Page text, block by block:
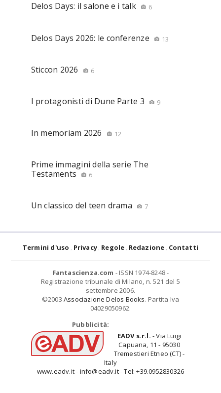
Delos Days: il salone e i talk 6
Delos Days 2026: le conferenze 13
Sticcon 2026 6
I protagonisti di Dune Parte 3 9
In memoriam 2026 12
Prime immagini della serie The
Testaments
6
Un classico del teen drama 7
Termini d'uso Privacy Regole Redazione Contatti
Fantascienza.com - ISSN 1974-8248 -
Registrazione tribunale di Milano, n. 521 del 5
settembre 2006.
©2003 Associazione Delos Books. Partita Iva
04029050962.
Pubblicità:
EADV s.r.l. - Via Luigi
Capuana, 11 - 95030
Tremestieri Etneo (CT) -
Italy
www.eadv.it - info@eadv.it - Tel: +39.0952830326